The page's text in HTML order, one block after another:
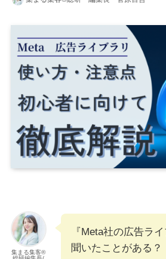
集まる集客®︎
『Meta社の広告ラ
聞いたことがある？